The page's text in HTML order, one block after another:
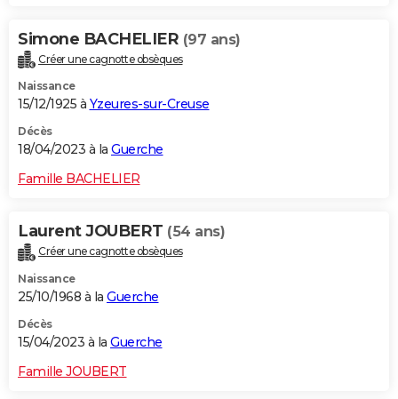
Simone BACHELIER (97 ans)
Créer une cagnotte obsèques
Naissance
15/12/1925 à Yzeures-sur-Creuse
Décès
18/04/2023 à la Guerche
Famille BACHELIER
Laurent JOUBERT (54 ans)
Créer une cagnotte obsèques
Naissance
25/10/1968 à la Guerche
Décès
15/04/2023 à la Guerche
Famille JOUBERT